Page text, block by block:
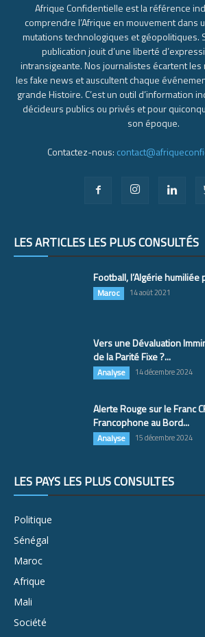
Afrique Confidentielle est la référence
comprendre l’Afrique en mouvement dans
mutations technologiques et géopolitiques.
publication jouit d’une liberté
intransigeante. Nos journalistes écartent
les fake news et auscultent chaque
grande Histoire. C’est un outil d’information
décideurs publics ou privés et pour
son époque.
Contactez-nous:
LES ARTICLES LES PLUS CONSULTÉS
Football, l’Algérie humiliée
Maroc 14 août 2021
Vers une Dévaluation
de la Parité Fixe ?...
Analyse 14 décembre 2024
Alerte Rouge sur le Franc
Francophone au Bord...
Analyse 15 décembre 2024
LES PAYS LES PLUS CONSULTÉS
Politique
Sénégal
Maroc
Afrique
Mali
Société